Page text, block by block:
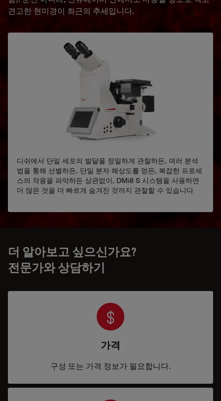
견고한 현미경이 최근의 추세입니다.
디쉬에서 단일 세포의 발달을 정밀하게 관찰하든, 여러 분석
법을 통해 선별하든, 단일 분자 해상도를 얻든, 복잡한 프로세
스의 작용을 파악하든 상관없이, DMi8 S 시스템을 사용하면
더 많은 것을 더 빠르게 숨겨진 것까지 관찰할 수 있습니다
더 알아보고 싶으신가요?
전문가와 상담하기
가격
구성 또는 가격 정보가 필요합니다.